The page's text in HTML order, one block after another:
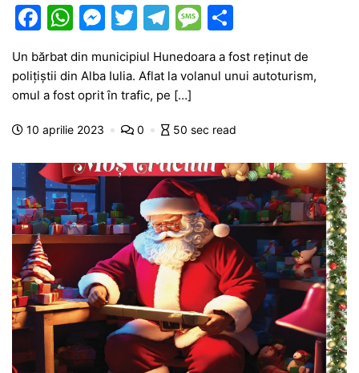
F
c
e
b
o
o
k
W
h
at
s
A
p
M
e
s
s
e
g
er
T
w
itt
er
T
e
gr
a
m
M
s
a
g
e
ta
a
ă
Un bărbat din municipiul Hunedoara a fost reținut de
polițiștii din Alba Iulia. Aflat la volanul unui autoturism,
omul a fost oprit în trafic, pe […]
10 aprilie 2023 0 50 sec read